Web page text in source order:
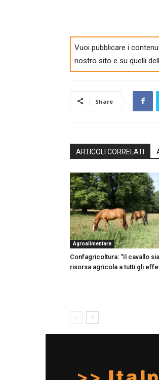
Vuoi pubblicare i
nostro sito e su quelli
Share
ARTICOLI CORRELATI
Agroalimentare
Confagricoltura: “Il cavallo
risorsa agricola a tutti gli